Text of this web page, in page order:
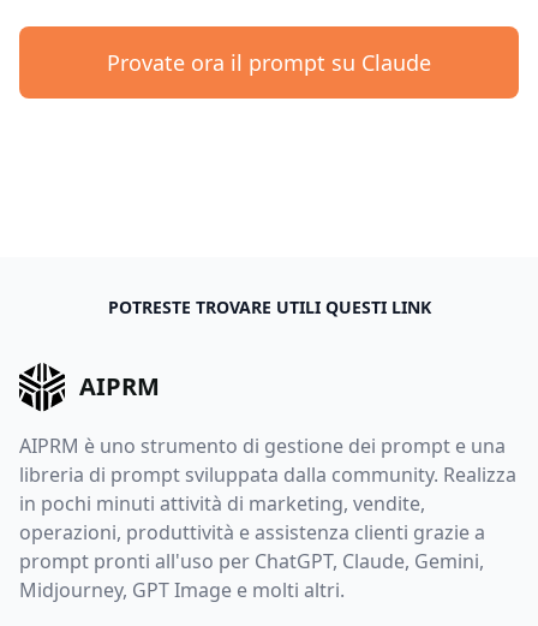
Provate ora il prompt su Claude
POTRESTE TROVARE UTILI QUESTI LINK
AIPRM
AIPRM è uno strumento di gestione dei prompt e una
libreria di prompt sviluppata dalla community. Realizza
in pochi minuti attività di marketing, vendite,
operazioni, produttività e assistenza clienti grazie a
prompt pronti all'uso per ChatGPT, Claude, Gemini,
Midjourney, GPT Image e molti altri.